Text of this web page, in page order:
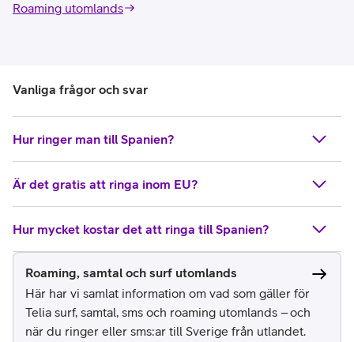
Roaming utomlands
Vanliga frågor och svar
Hur ringer man till Spanien?
Är det gratis att ringa inom EU?
Hur mycket kostar det att ringa till Spanien?
Roaming, samtal och surf utomlands
Här har vi samlat information om vad som gäller för
Telia surf, samtal, sms och roaming utomlands – och
när du ringer eller sms:ar till Sverige från utlandet.